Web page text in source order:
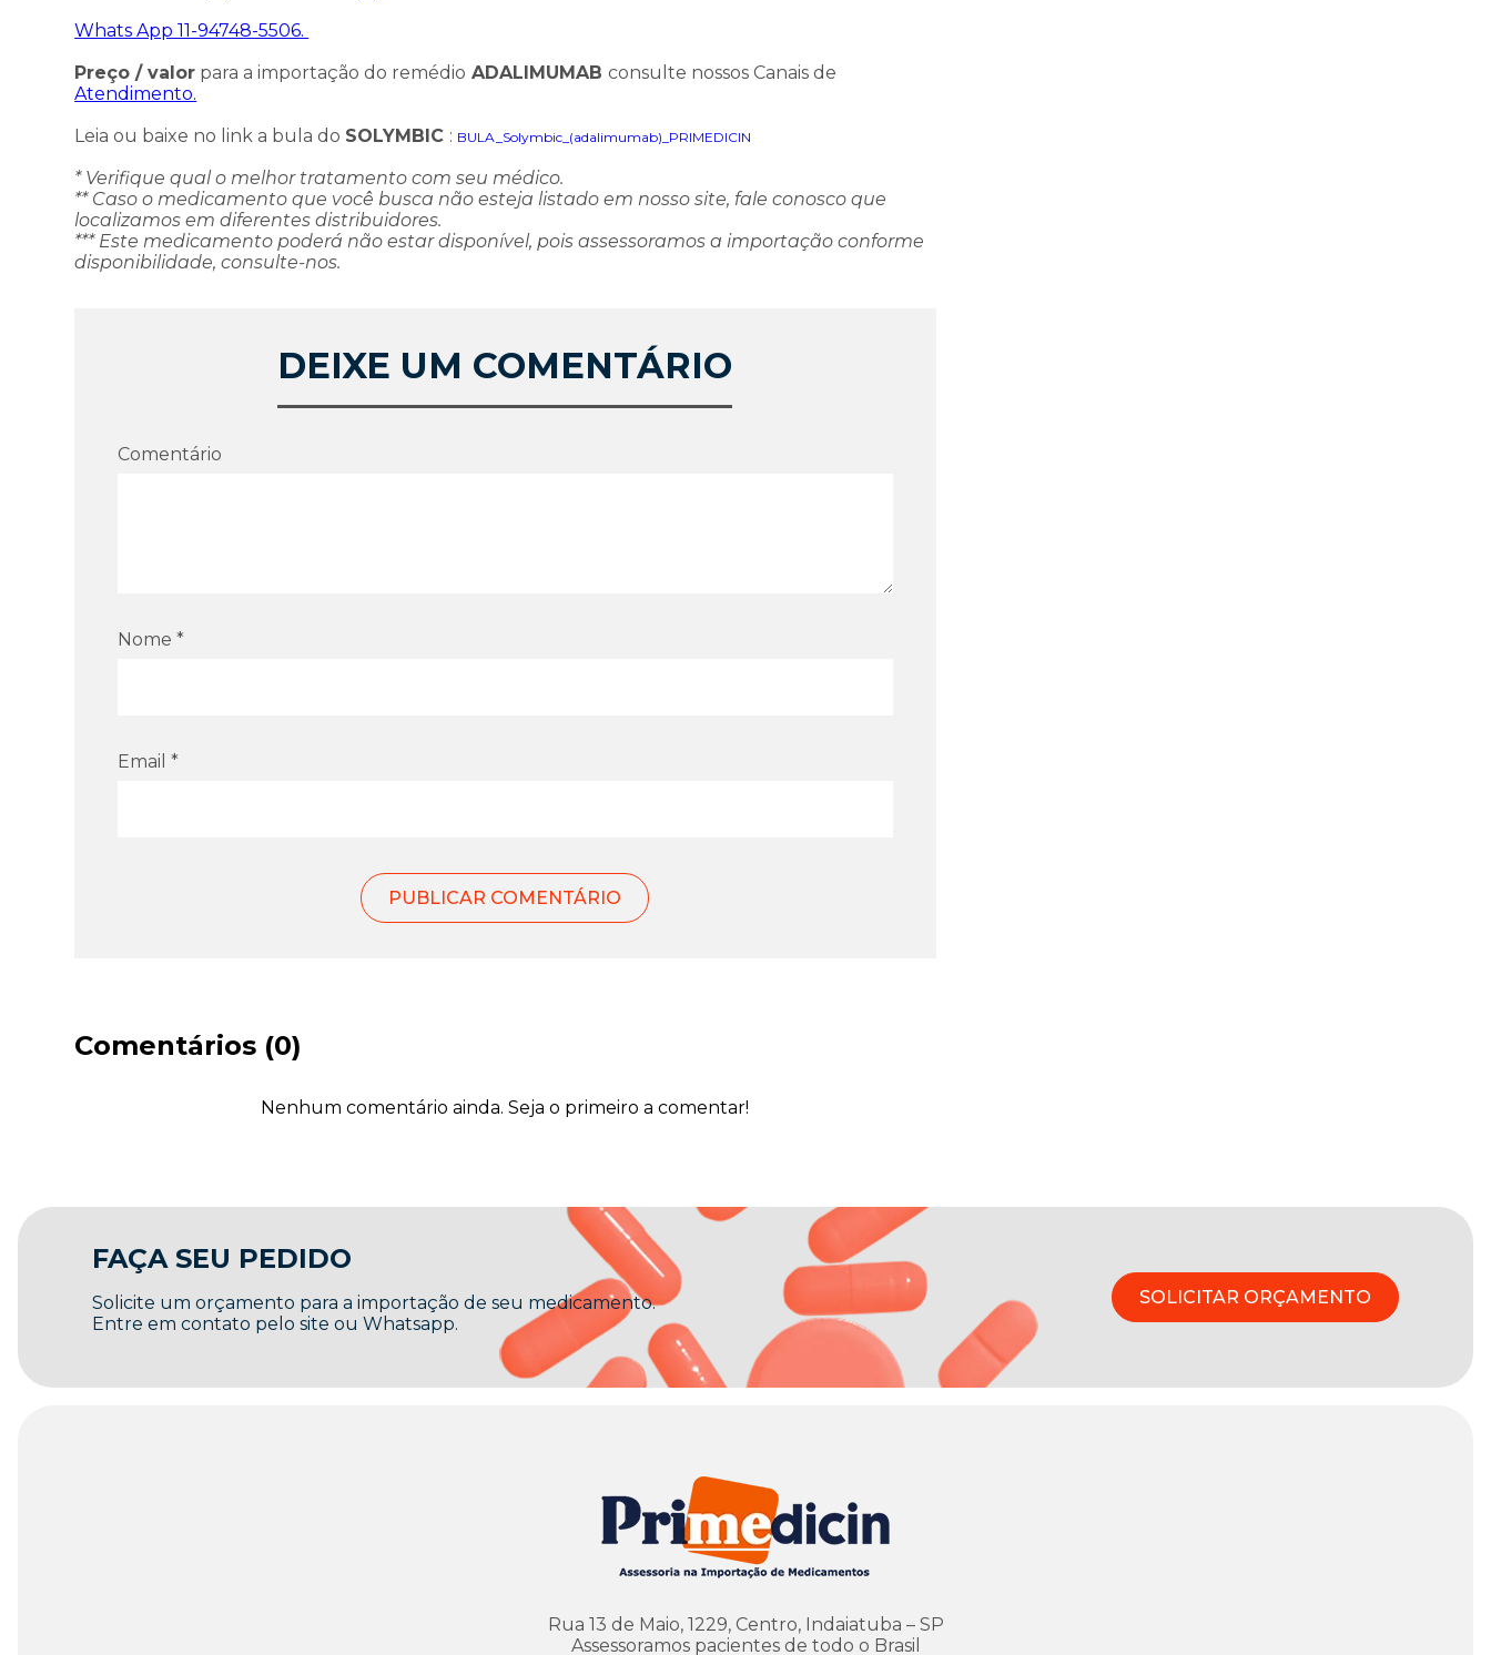
Whats App 11-94748-5506.
Preço / valor para a importação do remédio ADALIMUMABconsulte nossos Canais de
Atendimento.
Leia ou baixe no link a bula do SOLYMBIC : BULA_Solymbic_(adalimumab)_PRIMEDICIN
* Verifique qual o melhor tratamento com seu médico.
** Caso o medicamento que você busca não esteja listado em nosso site, fale conosco que
localizamos em diferentes distribuidores.
*** Este medicamento poderá não estar disponível, pois assessoramos a importação conforme
disponibilidade, consulte-nos.
DEIXE UM COMENTÁRIO
Comentário
Nome *
Email *
Comentários (0)
Nenhum comentário ainda. Seja o primeiro a comentar!
FAÇA SEU PEDIDO
Solicite um orçamento para a importação de seu medicamento.
Entre em contato pelo site ou Whatsapp.
SOLICITAR ORÇAMENTO
Rua 13 de Maio, 1229, Centro, Indaiatuba – SP
Assessoramos pacientes de todo o Brasil